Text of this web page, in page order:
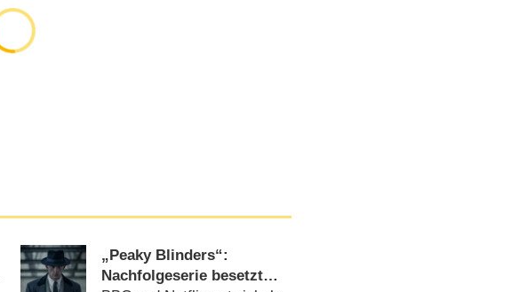
„Peaky Blinders“:
Nachfolgeserie besetzt